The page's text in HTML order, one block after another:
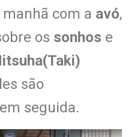
com a avó,
os sonhos e
são
seguida.